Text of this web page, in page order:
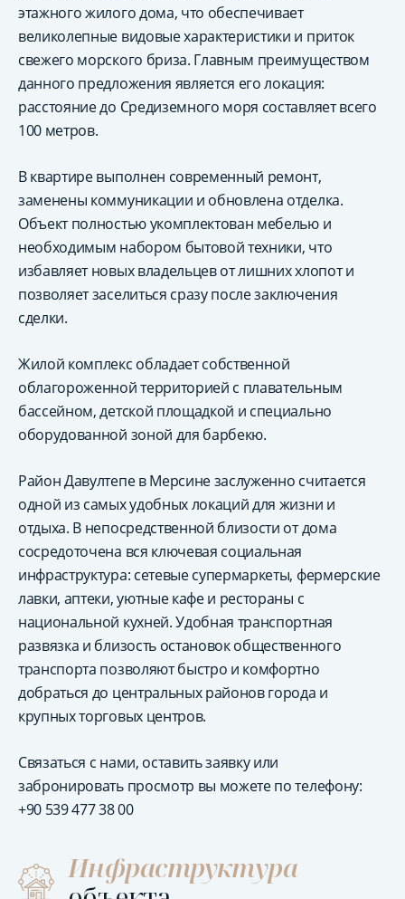
этажного жилого дома, что обеспечивает
великолепные видовые характеристики и приток
свежего морского бриза. Главным преимуществом
данного предложения является его локация:
расстояние до Средиземного моря составляет всего
100 метров.
В квартире выполнен современный ремонт,
заменены коммуникации и обновлена отделка.
Объект полностью укомплектован мебелью и
необходимым набором бытовой техники, что
избавляет новых владельцев от лишних хлопот и
позволяет заселиться сразу после заключения
сделки.
Жилой комплекс обладает собственной
облагороженной территорией с плавательным
бассейном, детской площадкой и специально
оборудованной зоной для барбекю.
Район Давултепе в Мерсине заслуженно считается
одной из самых удобных локаций для жизни и
отдыха. В непосредственной близости от дома
сосредоточена вся ключевая социальная
инфраструктура: сетевые супермаркеты, фермерские
лавки, аптеки, уютные кафе и рестораны с
национальной кухней. Удобная транспортная
развязка и близость остановок общественного
транспорта позволяют быстро и комфортно
добраться до центральных районов города и
крупных торговых центров.
Связаться с нами, оставить заявку или
забронировать просмотр вы можете по телефону:
+90 539 477 38 00
Инфраструктура